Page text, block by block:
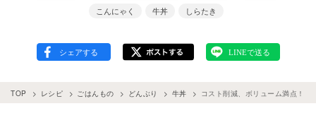
こんにゃく
牛丼 しらたき
TOP レシピ ごはんもの どんぶり 牛丼 コスト削減、ボリューム満点！し